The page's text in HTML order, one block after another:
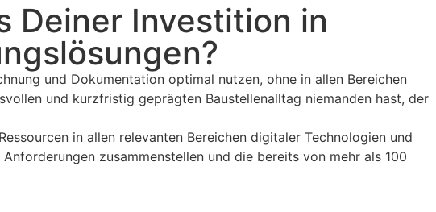
Deiner Investition in
und Dokumentation optimal nutzen, ohne in allen Bereichen
und kurzfristig geprägten Baustellenalltag niemanden hast, der
in allen relevanten Bereichen digitaler Technologien und
zusammenstellen und die bereits von mehr als 100